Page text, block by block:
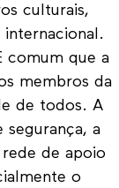
culturais,
comum que a
membros da
de todos. A
segurança, a
de apoio
o